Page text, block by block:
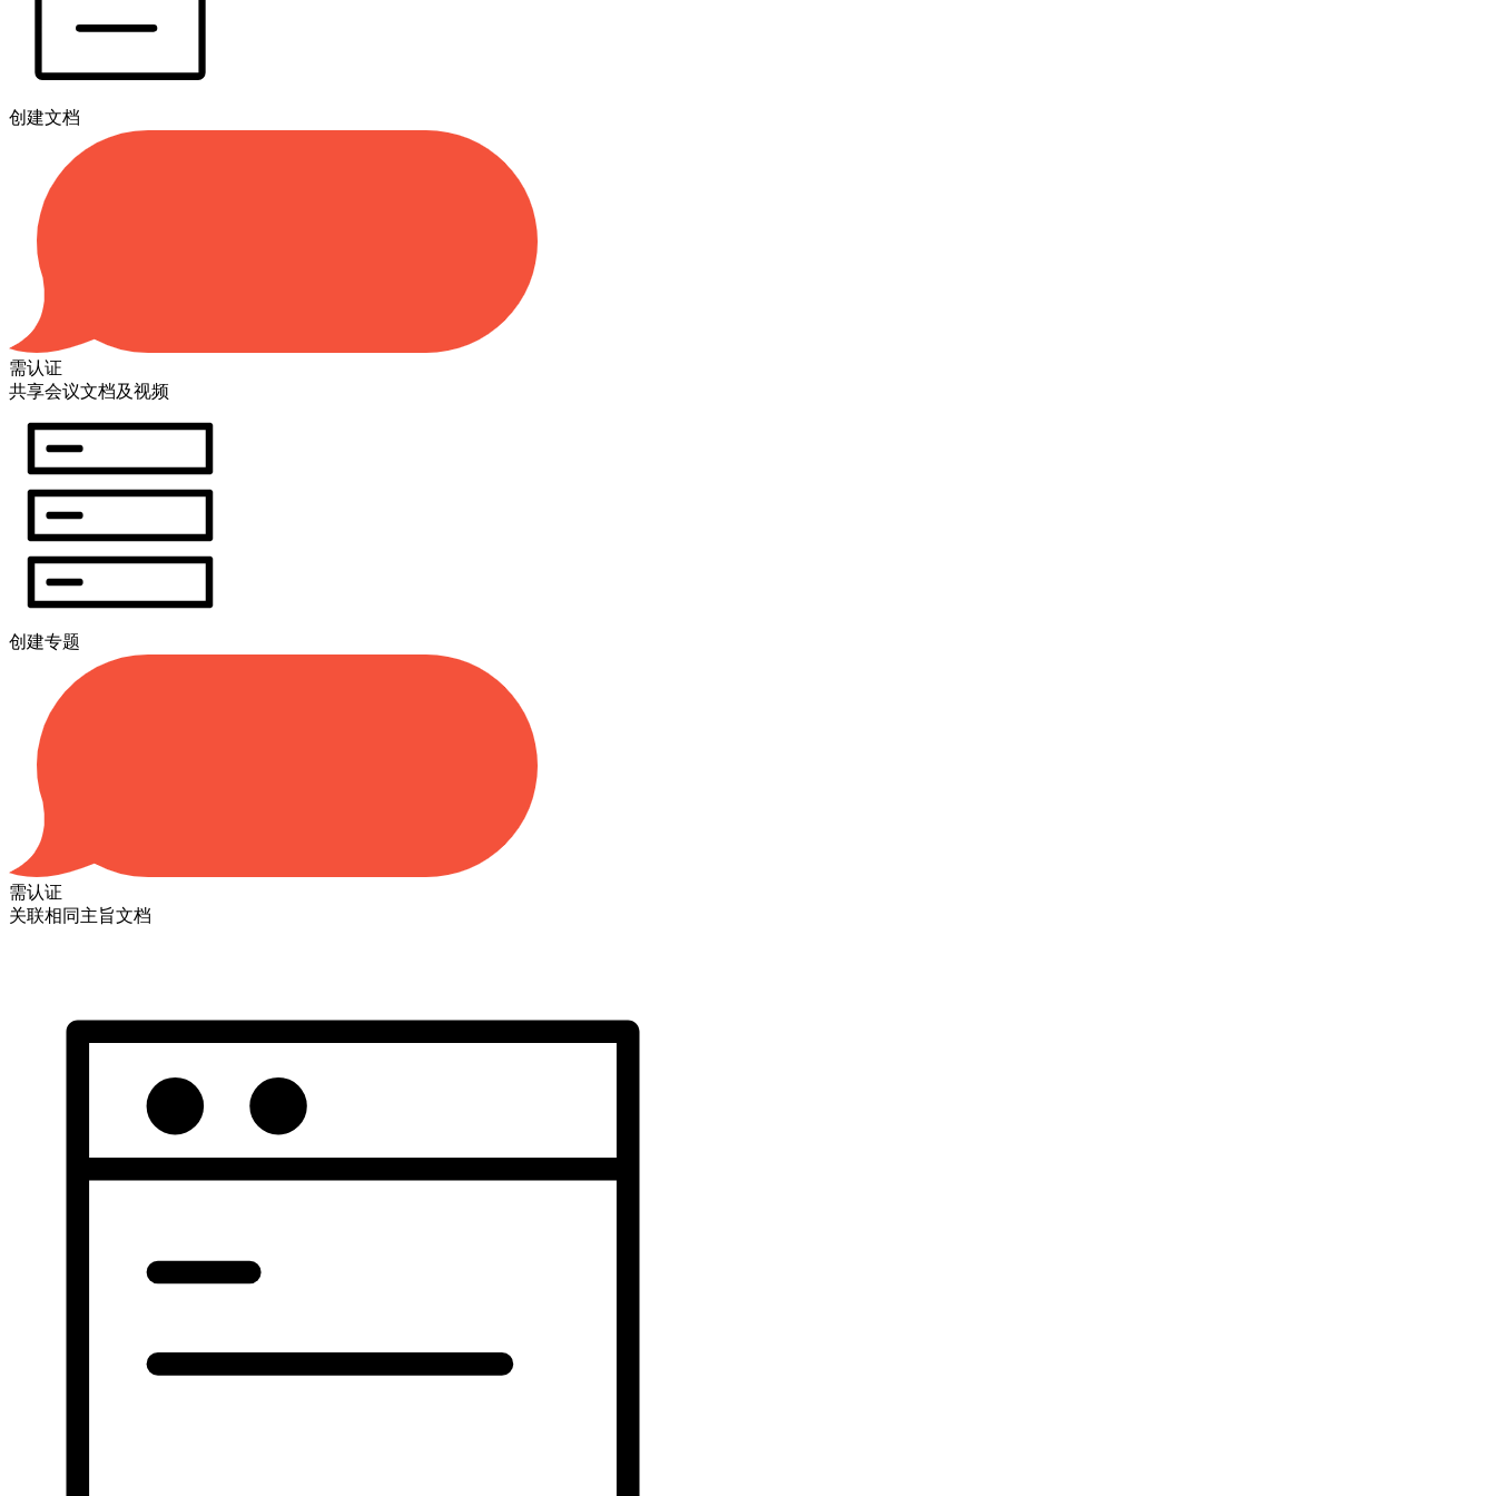
创建文档
需认证
共享会议文档及视频
创建专题
需认证
关联相同主旨文档